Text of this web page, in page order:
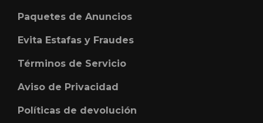
Paquetes de Anuncios
Evita Estafas y Fraudes
Términos de Servicio
Aviso de Privacidad
Políticas de devolución